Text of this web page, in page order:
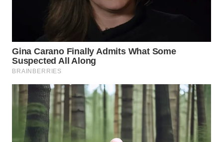
WN
TAPANULI
WN
TANJUNG
LESUNG